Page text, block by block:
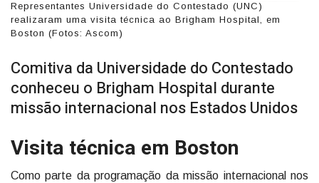
Representantes Universidade do Contestado (UNC)
realizaram uma visita técnica ao Brigham Hospital, em
Boston (Fotos: Ascom)
Comitiva da Universidade do Contestado
conheceu o Brigham Hospital durante
missão internacional nos Estados Unidos
Visita técnica em Boston
Como parte da programação da missão internacional nos